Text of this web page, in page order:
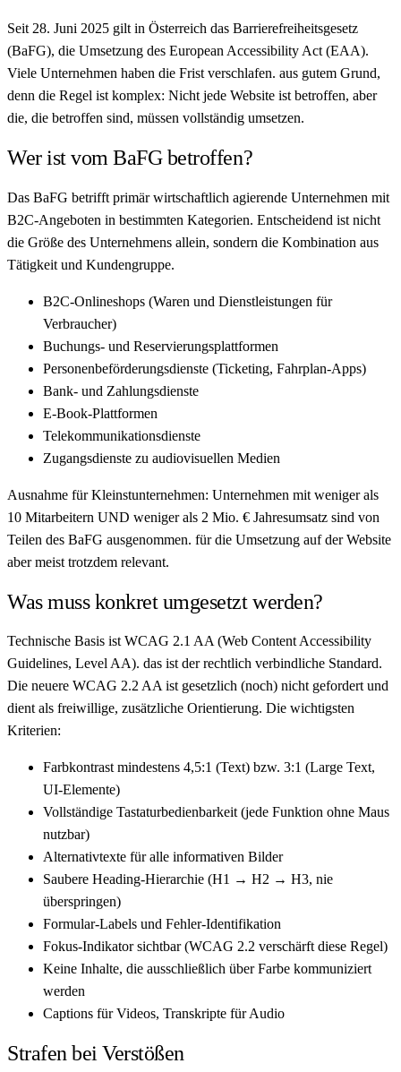
Seit 28. Juni 2025 gilt in Österreich das Barrierefreiheitsgesetz
(BaFG), die Umsetzung des European Accessibility Act (EAA).
Viele Unternehmen haben die Frist verschlafen. aus gutem Grund,
denn die Regel ist komplex: Nicht jede Website ist betroffen, aber
die, die betroffen sind, müssen vollständig umsetzen.
Wer ist vom BaFG betroffen?
Das BaFG betrifft primär wirtschaftlich agierende Unternehmen mit
B2C-Angeboten in bestimmten Kategorien. Entscheidend ist nicht
die Größe des Unternehmens allein, sondern die Kombination aus
Tätigkeit und Kundengruppe.
B2C-Onlineshops (Waren und Dienstleistungen für
Verbraucher)
Buchungs- und Reservierungsplattformen
Personenbeförderungsdienste (Ticketing, Fahrplan-Apps)
Bank- und Zahlungsdienste
E-Book-Plattformen
Telekommunikationsdienste
Zugangsdienste zu audiovisuellen Medien
Ausnahme für Kleinstunternehmen: Unternehmen mit weniger als
10 Mitarbeitern UND weniger als 2 Mio. € Jahresumsatz sind von
Teilen des BaFG ausgenommen. für die Umsetzung auf der Website
aber meist trotzdem relevant.
Was muss konkret umgesetzt werden?
Technische Basis ist WCAG 2.1 AA (Web Content Accessibility
Guidelines, Level AA). das ist der rechtlich verbindliche Standard.
Die neuere WCAG 2.2 AA ist gesetzlich (noch) nicht gefordert und
dient als freiwillige, zusätzliche Orientierung. Die wichtigsten
Kriterien:
Farbkontrast mindestens 4,5:1 (Text) bzw. 3:1 (Large Text,
UI-Elemente)
Vollständige Tastaturbedienbarkeit (jede Funktion ohne Maus
nutzbar)
Alternativtexte für alle informativen Bilder
Saubere Heading-Hierarchie (H1 → H2 → H3, nie
überspringen)
Formular-Labels und Fehler-Identifikation
Fokus-Indikator sichtbar (WCAG 2.2 verschärft diese Regel)
Keine Inhalte, die ausschließlich über Farbe kommuniziert
werden
Captions für Videos, Transkripte für Audio
Strafen bei Verstößen